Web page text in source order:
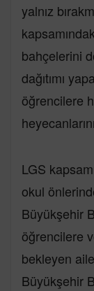
yalnız
bahçelerini
dağıtımı
öğrencilere
LGS
okul
Büyükşehir
öğrencilere
bekleyen
Büyükşehir